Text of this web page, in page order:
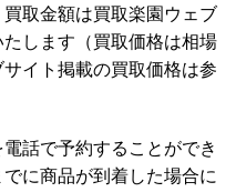
取金額は買取楽園ウェブ
します（買取価格は相場
イト掲載の買取価格は参
話で予約することができ
に商品が到着した場合に